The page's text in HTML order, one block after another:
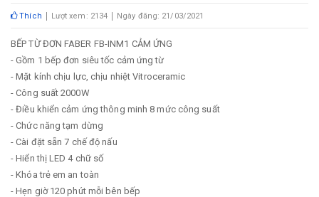
Thích Lượt xem: 2134 Ngày đăng: 21/03/2021
BẾP TỪ ĐƠN FABER FB-INM1 CẢM ỨNG
- Gồm 1 bếp đơn siêu tốc cảm ứng từ
- Mặt kính chịu lực, chịu nhiệt Vitroceramic
- Công suất 2000W
- Điều khiển cảm ứng thông minh 8 mức công suất
- Chức năng tạm dừng
- Cài đặt sẵn 7 chế độ nấu
- Hiển thị LED 4 chữ số
- Khóa trẻ em an toàn
- Hẹn giờ 120 phút mỗi bên bếp